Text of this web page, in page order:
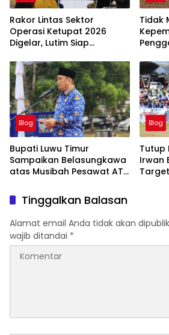
Rakor Lintas Sektor
Operasi Ketupat 2026
Digelar, Lutim Siap
Lebaran
Tidak
Ganti
Blog
Bupati Luwu Timur
Sampaikan Belasungkawa
atas Musibah Pesawat ATR
Blog
Tutup
Irwan
Tinggalkan Balasan
Alamat email Anda tidak akan
wajib ditandai *